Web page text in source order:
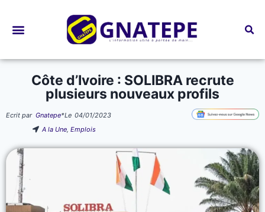
Côte d’Ivoire : SOLIBRA recrute
plusieurs nouveaux profils
Ecrit par Gnatepe*Le 04/01/2023
A la Une,Emplois